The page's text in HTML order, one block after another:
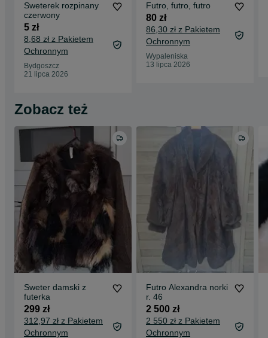
Sweterek rozpinany
czerwony
5 zł
8,68 zł z Pakietem
Ochronnym
Bydgoszcz
21 lipca 2026
Futro, futro, futro
80 zł
86,30 zł z Pakietem
Ochronnym
Wypaleniska
13 lipca 2026
Zobacz też
Sweter damski z
futerka
299 zł
312,97 zł z Pakietem
Ochronnym
Futro Alexandra norki
r. 46
2 500 zł
2 550 zł z Pakietem
Ochronnym